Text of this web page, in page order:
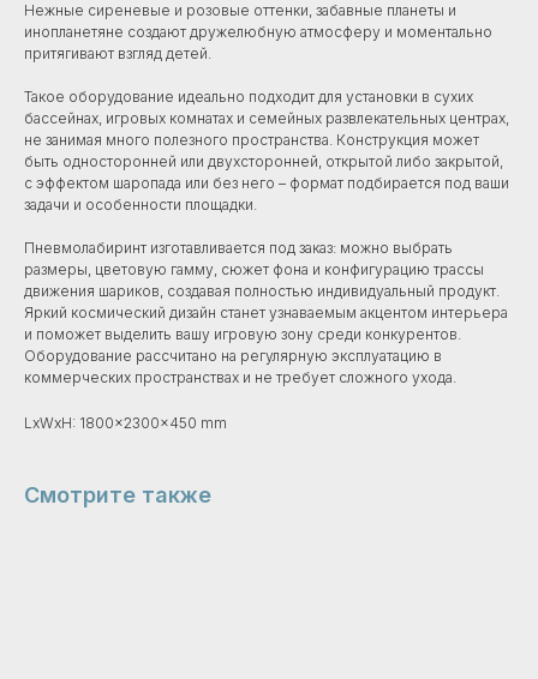
Нежные сиреневые и розовые оттенки, забавные планеты и
инопланетяне создают дружелюбную атмосферу и моментально
притягивают взгляд детей.
Такое оборудование идеально подходит для установки в сухих
бассейнах, игровых комнатах и семейных развлекательных центрах,
не занимая много полезного пространства. Конструкция может
быть односторонней или двухсторонней, открытой либо закрытой,
с эффектом шаропада или без него – формат подбирается под ваши
задачи и особенности площадки.
Пневмолабиринт изготавливается под заказ: можно выбрать
размеры, цветовую гамму, сюжет фона и конфигурацию трассы
движения шариков, создавая полностью индивидуальный продукт.
Яркий космический дизайн станет узнаваемым акцентом интерьера
и поможет выделить вашу игровую зону среди конкурентов.
Оборудование рассчитано на регулярную эксплуатацию в
коммерческих пространствах и не требует сложного ухода.
LxWxH: 1800x2300x450 mm
Смотрите также